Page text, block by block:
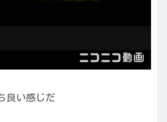
良い感じだ